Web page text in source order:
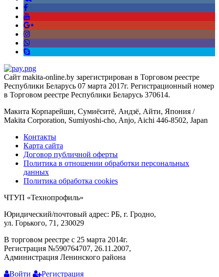
Сайт makita-online.by зарегистрирован в Торговом реестре
Республики Беларусь 07 марта 2017г. Регистрационный номер
в Торговом реестре Республики Беларусь 370614.
Макита Корпарейшн, Сумиёситё, Андзё, Айти, Япония /
Makita Corporation, Sumiyoshi-cho, Anjo, Aichi 446-8502, Japan
Контакты
Карта сайта
Договор публичной оферты
Политика в отношении обработки персональных
данных
Политика обработка cookies
ЧТУП «Технопрофиль»
Юридический/почтовый адрес: РБ, г. Гродно,
ул. Горького, 71, 230029
В торговом реестре с 25 марта 2014г.
Регистрация №590764707, 26.11.2007,
Администрация Ленинского района
Войти
Регистрация